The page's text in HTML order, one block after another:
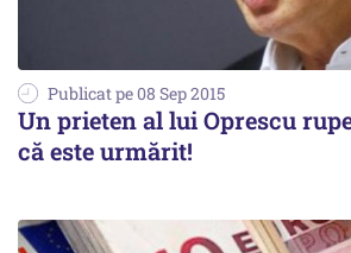
Publicat pe 08 Sep 2015
Un prieten al lui Oprescu
că este urmărit!